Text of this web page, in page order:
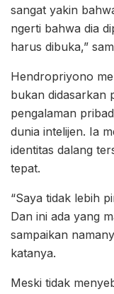
sangat yakin
ngerti bahwa dia
harus dibuka,”
Hendropriyono
bukan didasarkan
pengalaman
dunia intelijen. Ia
identitas dalang
tepat.
“Saya tidak lebih
Dan ini ada yang
sampaikan
katanya.
Meski tidak